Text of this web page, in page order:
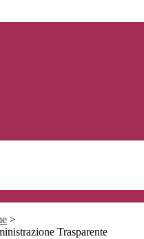
>
Trasparente